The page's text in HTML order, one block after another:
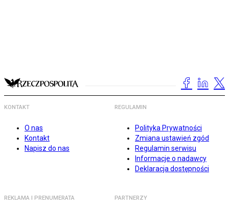
KONTAKT
O nas
Kontakt
Napisz do nas
REGULAMIN
Polityka Prywatności
Zmiana ustawień zgód
Regulamin serwisu
Informacje o nadawcy
Deklaracja dostępności
REKLAMA I PRENUMERATA PARTNERZY